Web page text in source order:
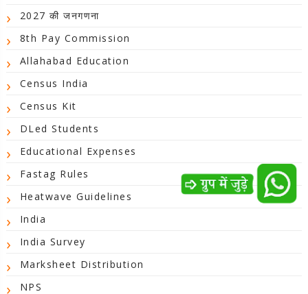
2027 की जनगणना
8th Pay Commission
Allahabad Education
Census India
Census Kit
DLed Students
Educational Expenses
Fastag Rules
Heatwave Guidelines
India
India Survey
Marksheet Distribution
NPS